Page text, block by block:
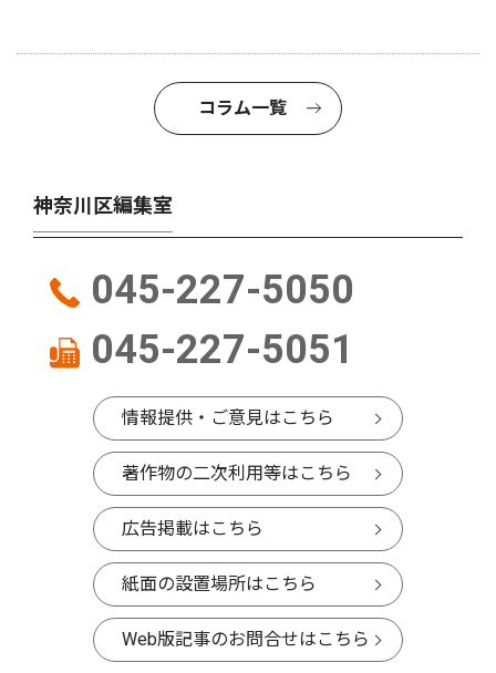
コラム一覧
神奈川区編集室
045-227-5050
045-227-5051
情報提供・ご意見はこちら
著作物の二次利用等はこちら
広告掲載はこちら
紙面の設置場所はこちら
Web版記事のお問合せはこちら